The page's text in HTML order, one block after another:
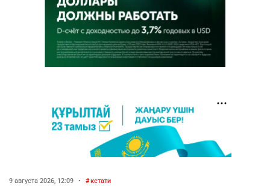
9 августа 2026, 12:09 • кстати